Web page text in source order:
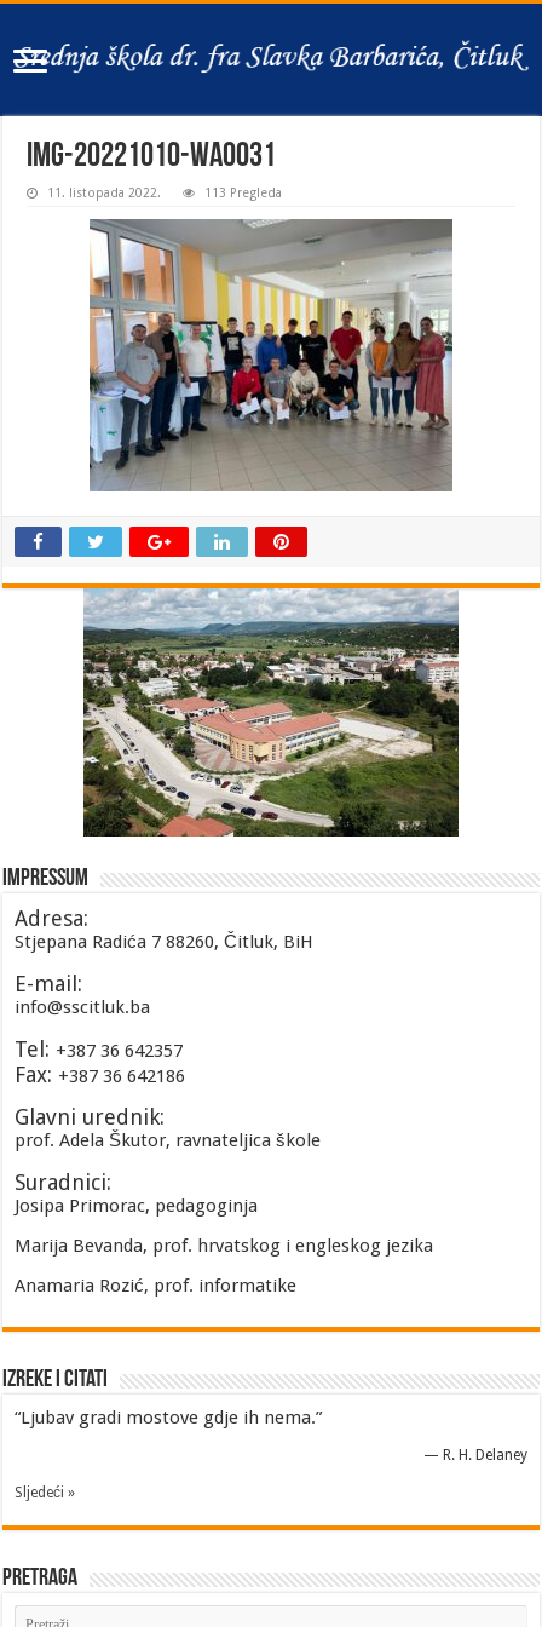
IMG-20221010-WA0031
11. listopada 2022. 113 Pregleda
Impressum
Adresa:
Stjepana Radića 7 88260, Čitluk, BiH
E-mail:
info@sscitluk.ba
Tel: +387 36 642357
Fax: +387 36 642186
Glavni urednik:
prof. Adela Škutor, ravnateljica škole
Suradnici:
Josipa Primorac, pedagoginja
Marija Bevanda, prof. hrvatskog i engleskog jezika
Anamaria Rozić, prof. informatike
Izreke i Citati
“Ljubav gradi mostove gdje ih nema.”
— R. H. Delaney
Sljedeći »
Pretraga